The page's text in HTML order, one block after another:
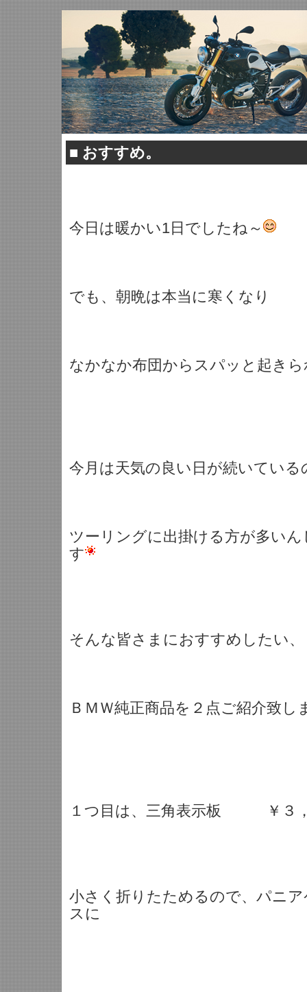
■ おすすめ。
今日は暖かい1日でしたね～
でも、朝晩は本当に寒くなり
なかなか布団からスパッと起き
今月は天気の良い日が続いている
ツーリングに出掛ける方が多い
す
そんな皆さまにおすすめしたい、
ＢＭＷ純正商品を２点ご紹介致し
１つ目は、三角表示板 ￥３，
小さく折りたためるので、パニ
スに